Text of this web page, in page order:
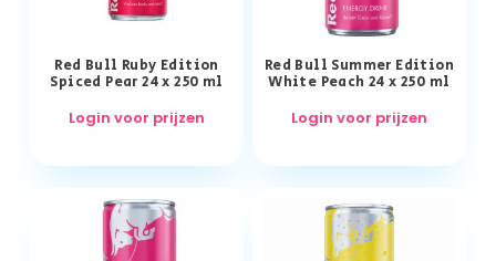
Red Bull Ruby Edition
Spiced Pear 24 x 250 ml
Login voor prijzen
Red Bull Summer Edition
White Peach 24 x 250 ml
Login voor prijzen